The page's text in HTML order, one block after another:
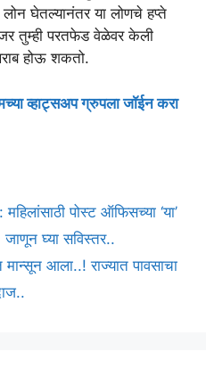
घेतल्यानंतर या लोणचे हप्ते
तुम्ही परतफेड वेळेवर केली
होऊ शकतो.
व्हाट्सअप ग्रुपला जॉईन करा
पोस्ट ऑफिसच्या ‘या’
घ्या सविस्तर..
आला..! राज्यात पावसाचा